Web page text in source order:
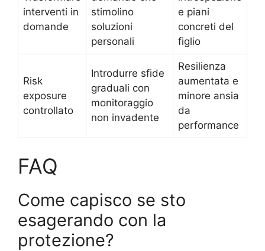
interventi in
domande
stimolino
soluzioni
personali
e piani
concreti del
figlio
Risk
exposure
controllato
Introdurre sfide
graduali con
monitoraggio
non invadente
Resilienza
aumentata e
minore ansia
da
performance
FAQ
Come capisco se sto
esagerando con la
protezione?